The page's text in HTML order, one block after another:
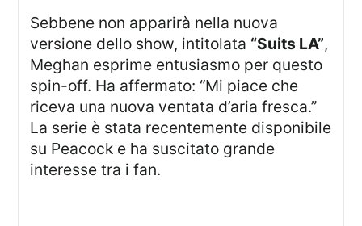
Sebbene non apparirà nella nuova
versione dello show, intitolata “Suits LA”,
Meghan esprime entusiasmo per questo
spin-off. Ha affermato: “Mi piace che
riceva una nuova ventata d’aria fresca.”
La serie è stata recentemente disponibile
su Peacock e ha suscitato grande
interesse tra i fan.